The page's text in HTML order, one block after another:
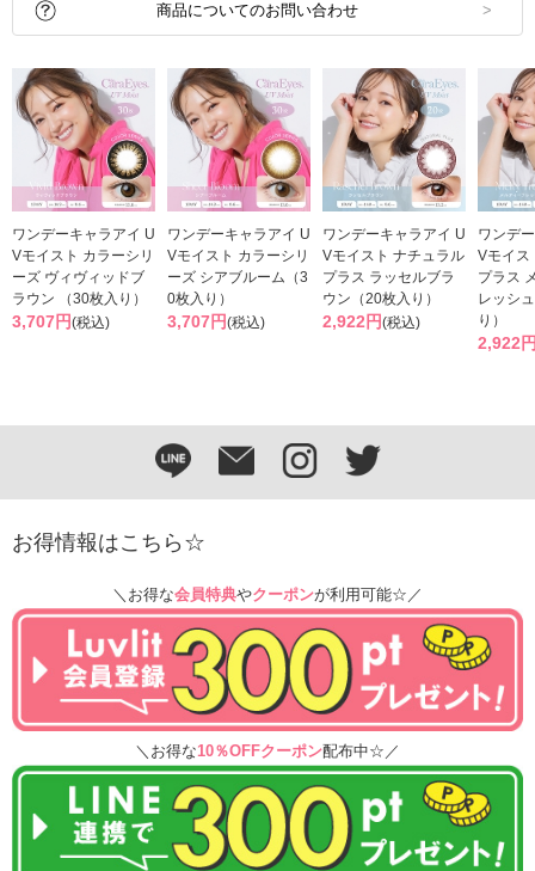
商品についてのお問い合わせ
ワンデーキャラアイ U
Vモイスト カラーシリ
ーズ ヴィヴィッドブ
ラウン （30枚入り）
3,707円(税込)
ワンデーキャラアイ U
Vモイスト カラーシリ
ーズ シアブルーム（3
0枚入り）
3,707円(税込)
ワンデーキャラアイ U
Vモイスト ナチュラル
プラス ラッセルブラ
ウン（20枚入り）
2,922円(税込)
ワンデ
Vモイス
プラス
レッシ
り）
2,922
お得情報はこちら☆
＼お得な会員特典やクーポンが利用可能☆／
＼お得な10％OFFクーポン配布中☆／